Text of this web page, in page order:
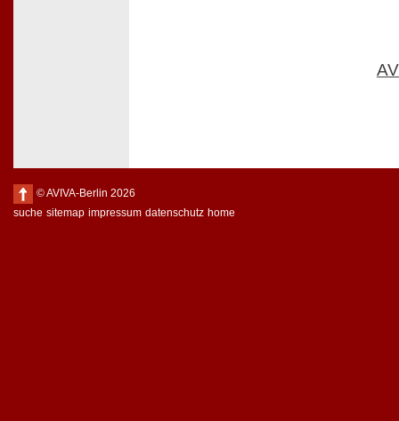
© AVIVA-Berlin 2026
suche sitemap impressum datenschutz home